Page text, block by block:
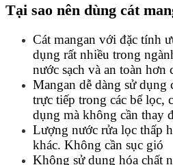
Tại sao nên dùng cát
Cát mangan với đặc tính
dụng rất nhiều trong
nước sạch và an toàn
Mangan dễ dàng sử dụng
trực tiếp trong các bể lọc,
dụng mà không cần thay
Lượng nước rửa lọc thấp
khác. Không cần sục gió
Không sử dụng hóa chất